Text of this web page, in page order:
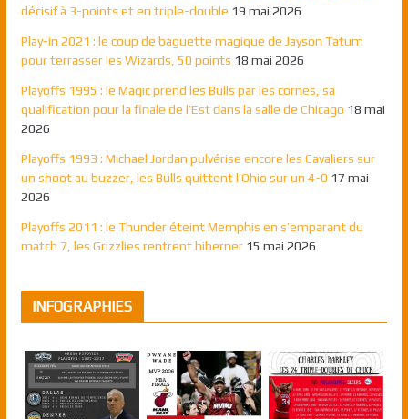
décisif à 3-points et en triple-double 19 mai 2026
Play-in 2021 : le coup de baguette magique de Jayson Tatum
pour terrasser les Wizards, 50 points 18 mai 2026
Playoffs 1995 : le Magic prend les Bulls par les cornes, sa
qualification pour la finale de l’Est dans la salle de Chicago 18 mai
2026
Playoffs 1993 : Michael Jordan pulvérise encore les Cavaliers sur
un shoot au buzzer, les Bulls quittent l’Ohio sur un 4-0 17 mai
2026
Playoffs 2011 : le Thunder éteint Memphis en s’emparant du
match 7, les Grizzlies rentrent hiberner 15 mai 2026
INFOGRAPHIES